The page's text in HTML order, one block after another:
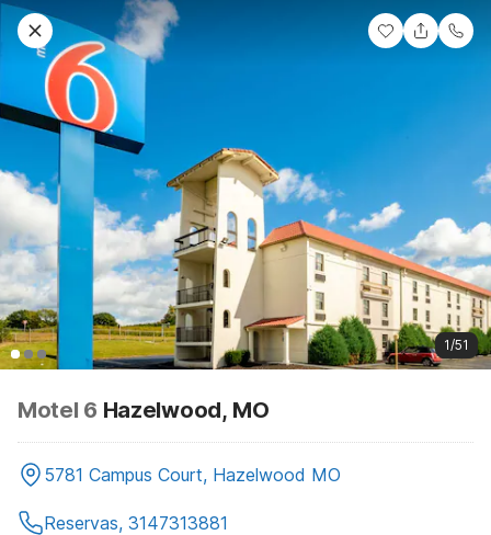
1/51
Motel 6 Hazelwood, MO
5781 Campus Court, Hazelwood MO
Reservas, 3147313881